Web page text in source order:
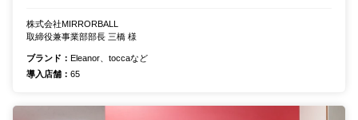
株式会社MIRRORBALL
取締役兼事業部部長 三橋 様
ブランド： Eleanor、toccaなど
導入店舗： 65